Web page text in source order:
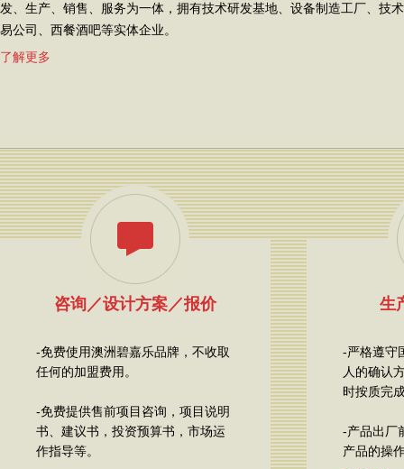
发、生产、销售、服务为一体，拥有技术研发基地、设备制造工厂、技
易公司、西餐酒吧等实体企业。
了解更多
咨询／设计方案／报价
-免费使用澳洲碧嘉乐品牌，不收取
任何的加盟费用。
-免费提供售前项目咨询，项目说明
书、建议书，投资预算书，市场运
作指导等。
生
-严格遵守
人的确认
时按质完
-产品出厂
产品的操